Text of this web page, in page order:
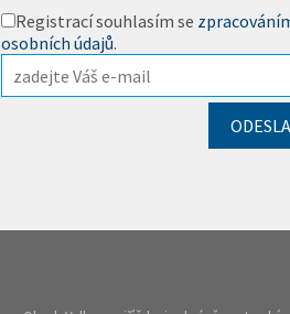
Registrací souhlasím se
osobních údajů.